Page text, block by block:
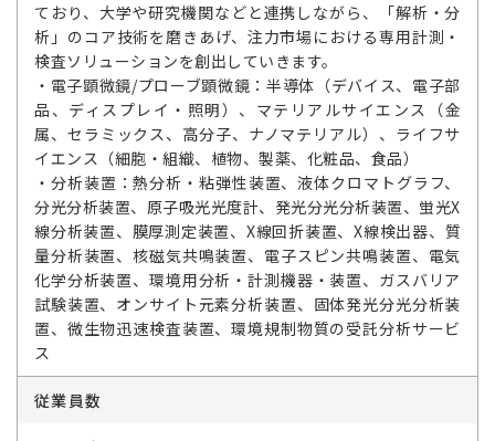
ており、大学や研究機関などと連携しながら、「解析・分
析」のコア技術を磨きあげ、注力市場における専用計測・
検査ソリューションを創出していきます。
・電子顕微鏡/プローブ顕微鏡：半導体（デバイス、電子部
品、ディスプレイ・照明）、マテリアルサイエンス（金
属、セラミックス、高分子、ナノマテリアル）、ライフサ
イエンス（細胞・組織、植物、製薬、化粧品、食品）
・分析装置：熱分析・粘弾性装置、液体クロマトグラフ、
分光分析装置、原子吸光光度計、発光分光分析装置、蛍光X
線分析装置、膜厚測定装置、X線回折装置、X線検出器、質
量分析装置、核磁気共鳴装置、電子スピン共鳴装置、電気
化学分析装置、環境用分析・計測機器・装置、ガスバリア
試験装置、オンサイト元素分析装置、固体発光分光分析装
置、微生物迅速検査装置、環境規制物質の受託分析サービ
ス
従業員数